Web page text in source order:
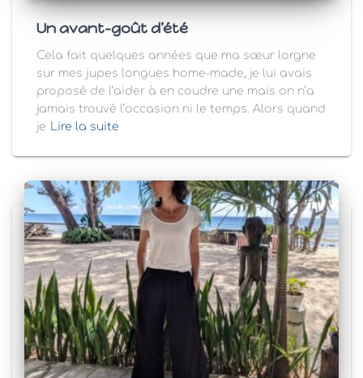
Un avant-goût d’été
Cela fait quelques années que ma sœur lorgne
sur mes jupes longues home-made, je lui avais
proposé de l’aider à en coudre une mais on n’a
jamais trouvé l’occasion ni le temps. Alors quand
je Lire la suite